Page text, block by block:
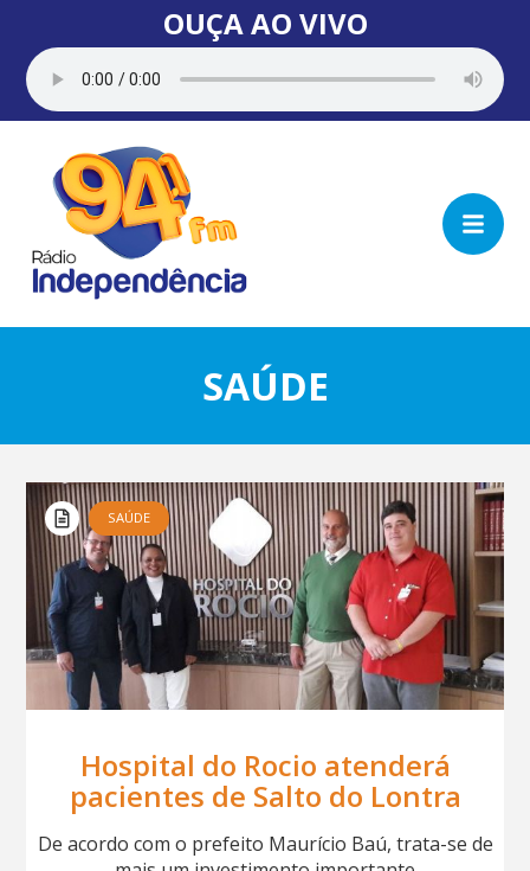
OUÇA AO VIVO
SAÚDE
SAÚDE
Hospital do Rocio atenderá
pacientes de Salto do Lontra
De acordo com o prefeito Maurício Baú, trata-se de